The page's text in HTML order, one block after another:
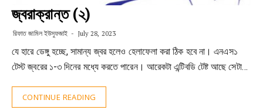
জ্বরাক্রান্ত (২)
রিফাত জামিল ইউসুফজাই July 28, 2023
যে হারে ডেঙ্গু হচ্ছে, সামান্য জ্বর হলেও হেলাফেলা করা ঠিক হবে না। এনএস১
টেস্ট জ্বরের ১-৩ দিনের মধ্যে করতে পারেন। আরেকটা এন্টিবডি টেষ্ট আছে সেটা…
CONTINUE READING